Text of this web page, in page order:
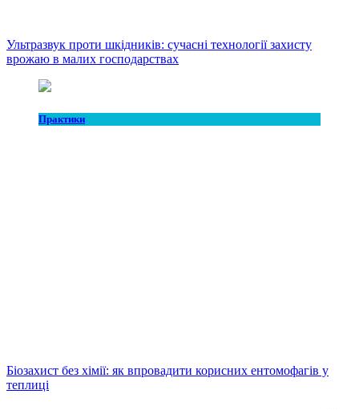
Ультразвук проти шкідників: сучасні технології захисту
врожаю в малих господарствах
Практики
Біозахист без хімії: як впровадити корисних ентомофагів у
теплиці